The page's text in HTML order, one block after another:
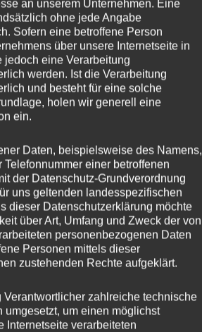
an unserem Unternehmen. Eine
ohne jede Angabe
Sofern eine betroffene Person
über unsere Internetseite in
jedoch eine Verarbeitung
werden. Ist die Verarbeitung
und besteht für eine solche
holen wir generell eine
ein.
Daten, beispielsweise des Namens,
einer betroffenen
der Datenschutz-Grundverordnung
uns geltenden landesspezifischen
dieser Datenschutzerklärung möchte
über Art, Umfang und Zweck der von
personenbezogenen Daten
Personen mittels dieser
zustehenden Rechte aufgeklärt.
zahlreiche technische
um einen möglichst
Internetseite verarbeiteten